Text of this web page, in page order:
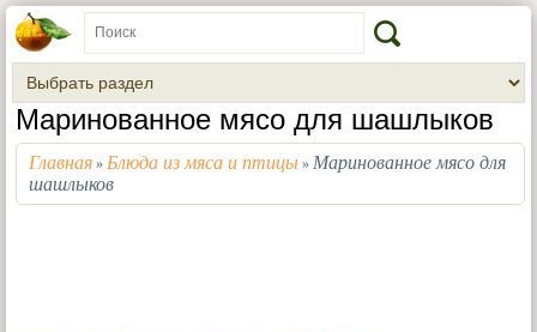
Маринованное мясо для шашлыков
Главная » Блюда из мяса и птицы » Маринованное мясо для
шашлыков